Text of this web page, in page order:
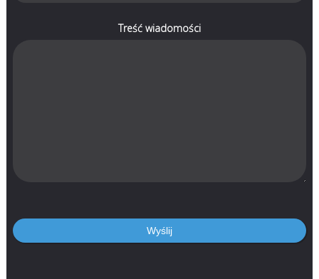
Treść wiadomości